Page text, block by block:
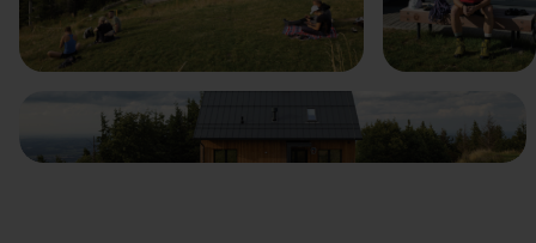
Anterior Următorul